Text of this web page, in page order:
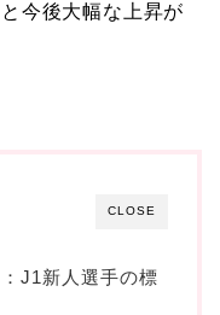
今後大幅な上昇が
CLOSE
J1新人選手の標